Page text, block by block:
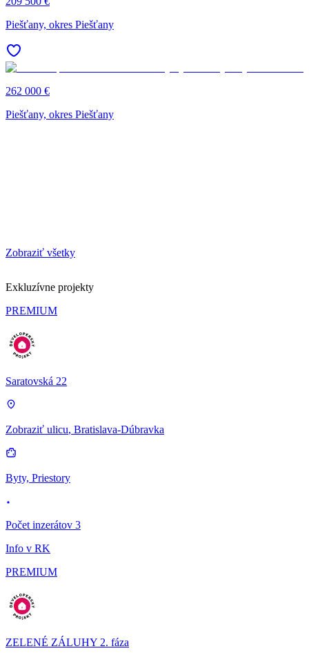
Piešťany, okres Piešťany
262 000 €
Piešťany, okres Piešťany
Zobraziť všetky
Exkluzívne projekty
PREMIUM
Saratovská 22
Zobraziť ulicu, Bratislava-Dúbravka
Byty, Priestory
Počet inzerátov 3
Info v RK
PREMIUM
ZELENÉ ZÁLUHY 2. fáza